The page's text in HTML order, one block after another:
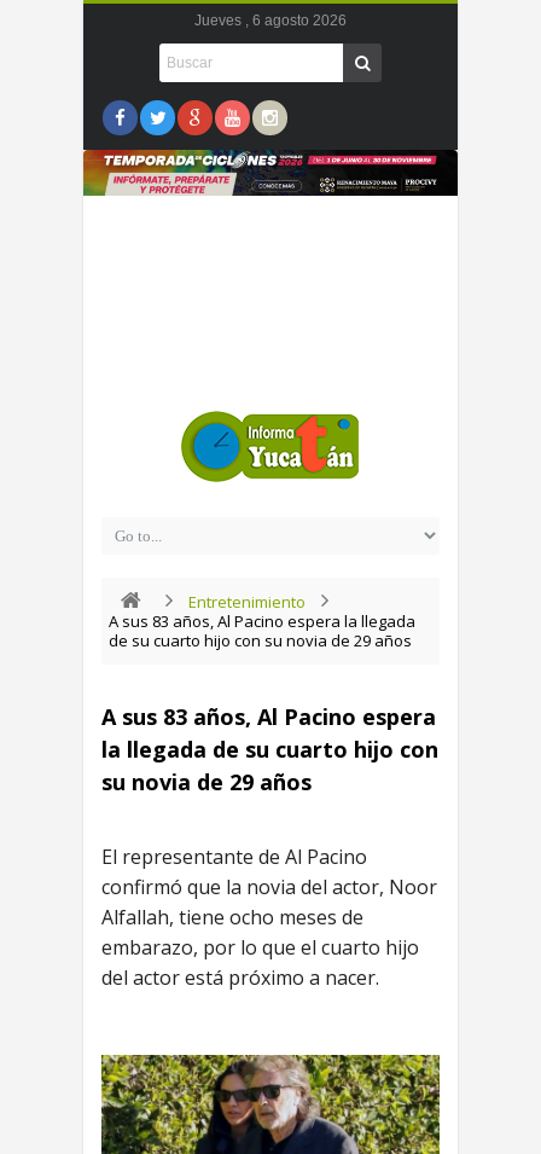
Jueves , 6 agosto 2026
Entretenimiento
A sus 83 años, Al Pacino espera la llegada
de su cuarto hijo con su novia de 29 años
A sus 83 años, Al Pacino espera
la llegada de su cuarto hijo con
su novia de 29 años
El representante de Al Pacino
confirmó que la novia del actor, Noor
Alfallah, tiene ocho meses de
embarazo, por lo que el cuarto hijo
del actor está próximo a nacer.